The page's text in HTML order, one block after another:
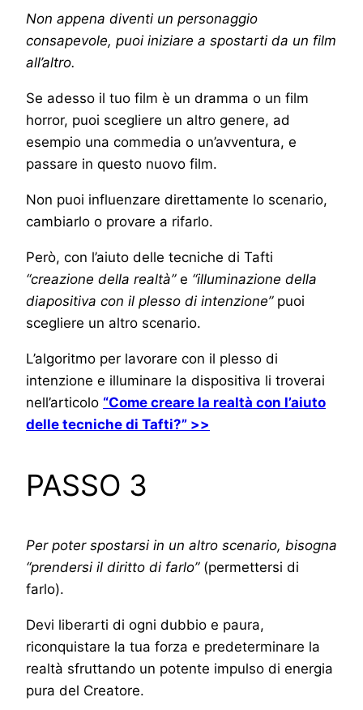
Non appena diventi un personaggio
consapevole, puoi iniziare a spostarti da un film
all’altro.
Se adesso il tuo film è un dramma o un film
horror, puoi scegliere un altro genere, ad
esempio una commedia o un’avventura, e
passare in questo nuovo film.
Non puoi influenzare direttamente lo scenario,
cambiarlo o provare a rifarlo.
Però, con l’aiuto delle tecniche di Tafti
“creazione della realtà”e “illuminazione della
diapositiva con il plesso di intenzione”puoi
scegliere un altro scenario.
L’algoritmo per lavorare con il plesso di
intenzione e illuminare la dispositiva li troverai
nell’articolo “Come creare la realtà con l’aiuto
delle tecniche di Tafti?” >>
PASSO 3
Per poter spostarsi in un altro scenario, bisogna
“prendersi il diritto di farlo”(permettersi di
farlo).
Devi liberarti di ogni dubbio e paura,
riconquistare la tua forza e predeterminare la
realtà sfruttando un potente impulso di energia
pura del Creatore.